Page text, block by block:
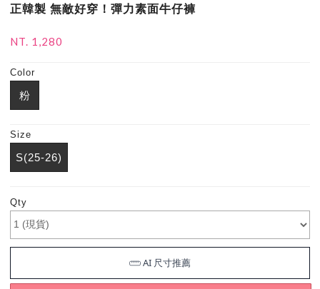
正韓製 無敵好穿！彈力素面牛仔褲
NT. 1,280
Color
粉
Size
S(25-26)
Qty